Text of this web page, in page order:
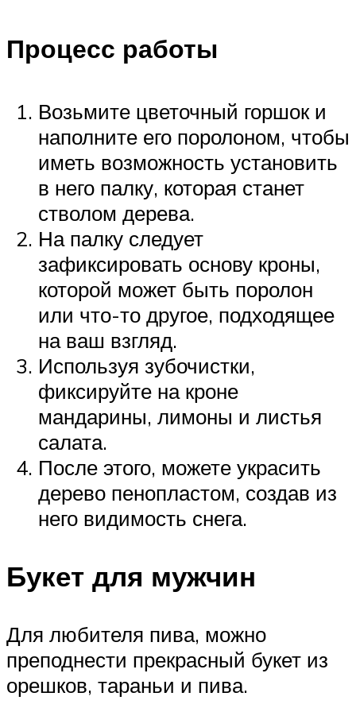
Процесс работы
Возьмите цветочный горшок и
наполните его поролоном, чтобы
иметь возможность установить
в него палку, которая станет
стволом дерева.
На палку следует
зафиксировать основу кроны,
которой может быть поролон
или что-то другое, подходящее
на ваш взгляд.
Используя зубочистки,
фиксируйте на кроне
мандарины, лимоны и листья
салата.
После этого, можете украсить
дерево пенопластом, создав из
него видимость снега.
Букет для мужчин
Для любителя пива, можно
преподнести прекрасный букет из
орешков, тараньи и пива.